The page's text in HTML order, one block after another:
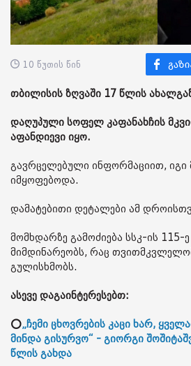
10 წუთის წინ
თბილისის ზღვაში 17 წლის
დაღუპული სოფელ კაფანახჩის
აფანდიევი იყო.
გავრცელებული ინფორმაციით,
იმყოფებოდა.
დამატებითი დეტალები ამ
მომხდარზე გამოძიება სსკ-ის 115-
მიმდინარეობს, რაც
გულისხმობს.
ასევე დაგაინტერესებთ:
⭕„ჩემი ცხოვრების კაცი ხარ,
მინდა გისურვო“ - გიორგი
წლის გახდა